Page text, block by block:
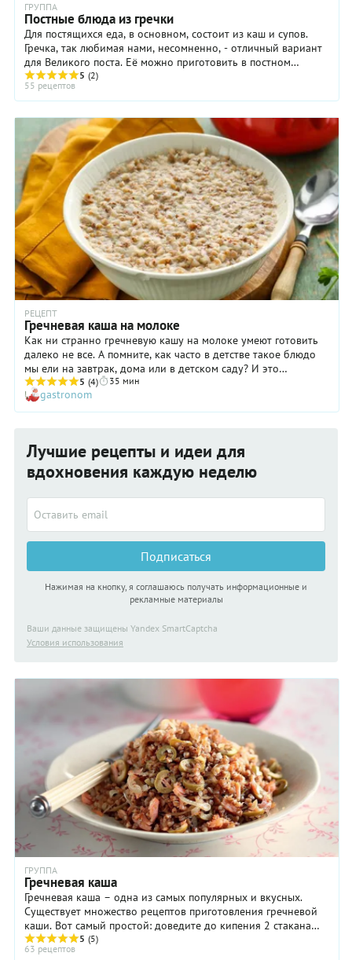
ГРУППА
Постные блюда из гречки
Для постящихся еда, в основном, состоит из каш и супов.
Гречка, так любимая нами, несомненно, - отличный вариант
для Великого поста. Её можно приготовить в постном
варианте и без потери вкусовых ...
5 (2)
55 рецептов
РЕЦЕПТ
Гречневая каша на молоке
Как ни странно гречневую кашу на молоке умеют готовить
далеко не все. А помните, как часто в детстве такое блюдо
мы ели на завтрак, дома или в детском саду? И это
неслучайно! Диетологи утверждают, что гречневая каша на
молоке — одно из самых сбалансированных блюд для
начала дня: оно очень легко усваивается пищеварительной
тоже не стоит забывать! Если вы съели на завтрак гречневую
кашу на молоке, то получите ощущение сытости, которое
сохранится надолго. А значит, вероятность лишних
перекусов будет сведена к нулю. Приятный бонус от столь
полезного и вкусного блюда!
5 (4) 35 мин
gastronom
Лучшие рецепты и идеи для
вдохновения каждую неделю
Подписаться
Нажимая на кнопку, я соглашаюсь получать информационные и
рекламные материалы
Ваши данные защищены Yandex SmartCaptcha
Условия использования
ГРУППА
Гречневая каша
Гречневая каша – одна из самых популярных и вкусных.
Существует множество рецептов приготовления гречневой
каши. Вот самый простой: доведите до кипения 2 стакана
подсоленной воды, засыпьте в нее ...
5 (5)
63 рецептов